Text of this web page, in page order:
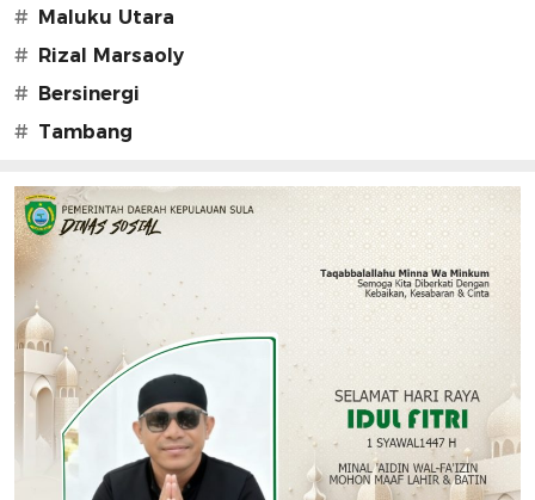
# Maluku Utara
# Rizal Marsaoly
# Bersinergi
# Tambang